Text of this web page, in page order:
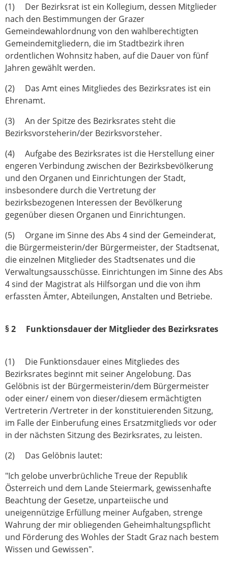
(1) Der Bezirksrat ist ein Kollegium, dessen Mitglieder
nach den Bestimmungen der Grazer
Gemeindewahlordnung von den wahlberechtigten
Gemeindemitgliedern, die im Stadtbezirk ihren
ordentlichen Wohnsitz haben, auf die Dauer von fünf
Jahren gewählt werden.
(2) Das Amt eines Mitgliedes des Bezirksrates ist ein
Ehrenamt.
(3) An der Spitze des Bezirksrates steht die
Bezirksvorsteherin/der Bezirksvorsteher.
(4) Aufgabe des Bezirksrates ist die Herstellung einer
engeren Verbindung zwischen der Bezirksbevölkerung
und den Organen und Einrichtungen der Stadt,
insbesondere durch die Vertretung der
bezirksbezogenen Interessen der Bevölkerung
gegenüber diesen Organen und Einrichtungen.
(5) Organe im Sinne des Abs 4 sind der Gemeinderat,
die Bürgermeisterin/der Bürgermeister, der Stadtsenat,
die einzelnen Mitglieder des Stadtsenates und die
Verwaltungsausschüsse. Einrichtungen im Sinne des Abs
4 sind der Magistrat als Hilfsorgan und die von ihm
erfassten Ämter, Abteilungen, Anstalten und Betriebe.
§ 2 Funktionsdauer der Mitglieder des Bezirksrates
(1) Die Funktionsdauer eines Mitgliedes des
Bezirksrates beginnt mit seiner Angelobung. Das
Gelöbnis ist der Bürgermeisterin/dem Bürgermeister
oder einer/ einem von dieser/diesem ermächtigten
Vertreterin /Vertreter in der konstituierenden Sitzung,
im Falle der Einberufung eines Ersatzmitglieds vor oder
in der nächsten Sitzung des Bezirksrates, zu leisten.
(2) Das Gelöbnis lautet:
"Ich gelobe unverbrüchliche Treue der Republik
Österreich und dem Lande Steiermark, gewissenhafte
Beachtung der Gesetze, unparteiische und
uneigennützige Erfüllung meiner Aufgaben, strenge
Wahrung der mir obliegenden Geheimhaltungspflicht
und Förderung des Wohles der Stadt Graz nach bestem
Wissen und Gewissen".